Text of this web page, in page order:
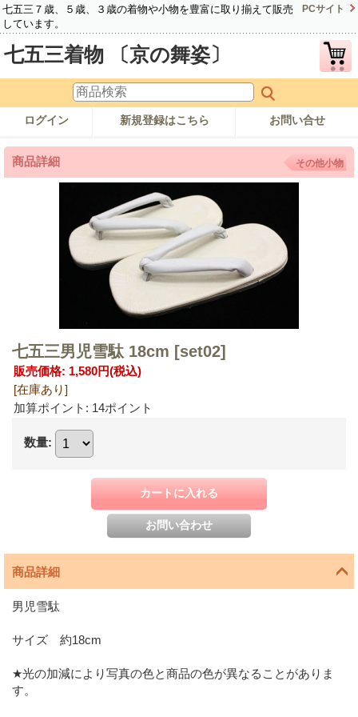
七五三７歳、５歳、３歳の着物や小物を豊富に取り揃えて販売
しています。
PCサイト
七五三着物 〔京の舞姿〕
ログイン 新規登録はこちら お問い合せ
商品詳細 その他小物
七五三男児雪駄 18cm [set02]
販売価格: 1,580円(税込)
[在庫あり]
加算ポイント: 14ポイント
数量:
商品詳細
男児雪駄
サイズ 約18cm
★光の加減により写真の色と商品の色が異なることがありま
す。